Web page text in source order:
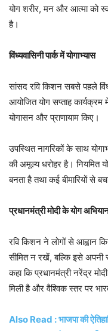
योग शरीर, मन और आत्मा को
है।
विंध्यवासिनी पार्क में योगाभ्यास
सांसद रवि किशन सबसे पहले
आयोजित योग सप्ताह कार्यक्रम
योगासन और प्राणायाम किए।
उपस्थित नागरिकों के साथ
की अमूल्य धरोहर है। नियमित
बनता है तथा कई बीमारियों से
प्रधानमंत्री मोदी के योग
रवि किशन ने लोगों से आह्वान
सीमित न रखें, बल्कि इसे अपनी
कहा कि प्रधानमंत्री नरेंद्र
मिली है और वैश्विक स्तर पर
Also Read : भाजपा की